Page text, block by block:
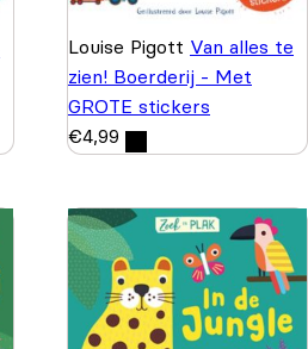
Louise Pigott Van alles te
zien! Boerderij - Met
GROTE stickers
€4,99